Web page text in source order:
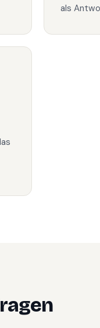
als